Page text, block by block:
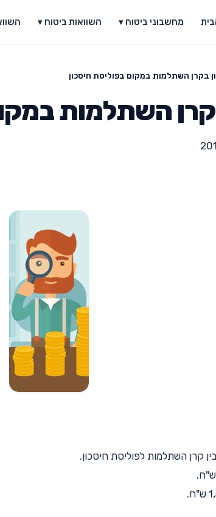
מחשבוני ביטוח ▾ השוואות ביטוח ▾
בקרן השתלמות במקום בפוליסת חיסכון
השתלמות
קרן השתלמות לפוליסת חיסכון.